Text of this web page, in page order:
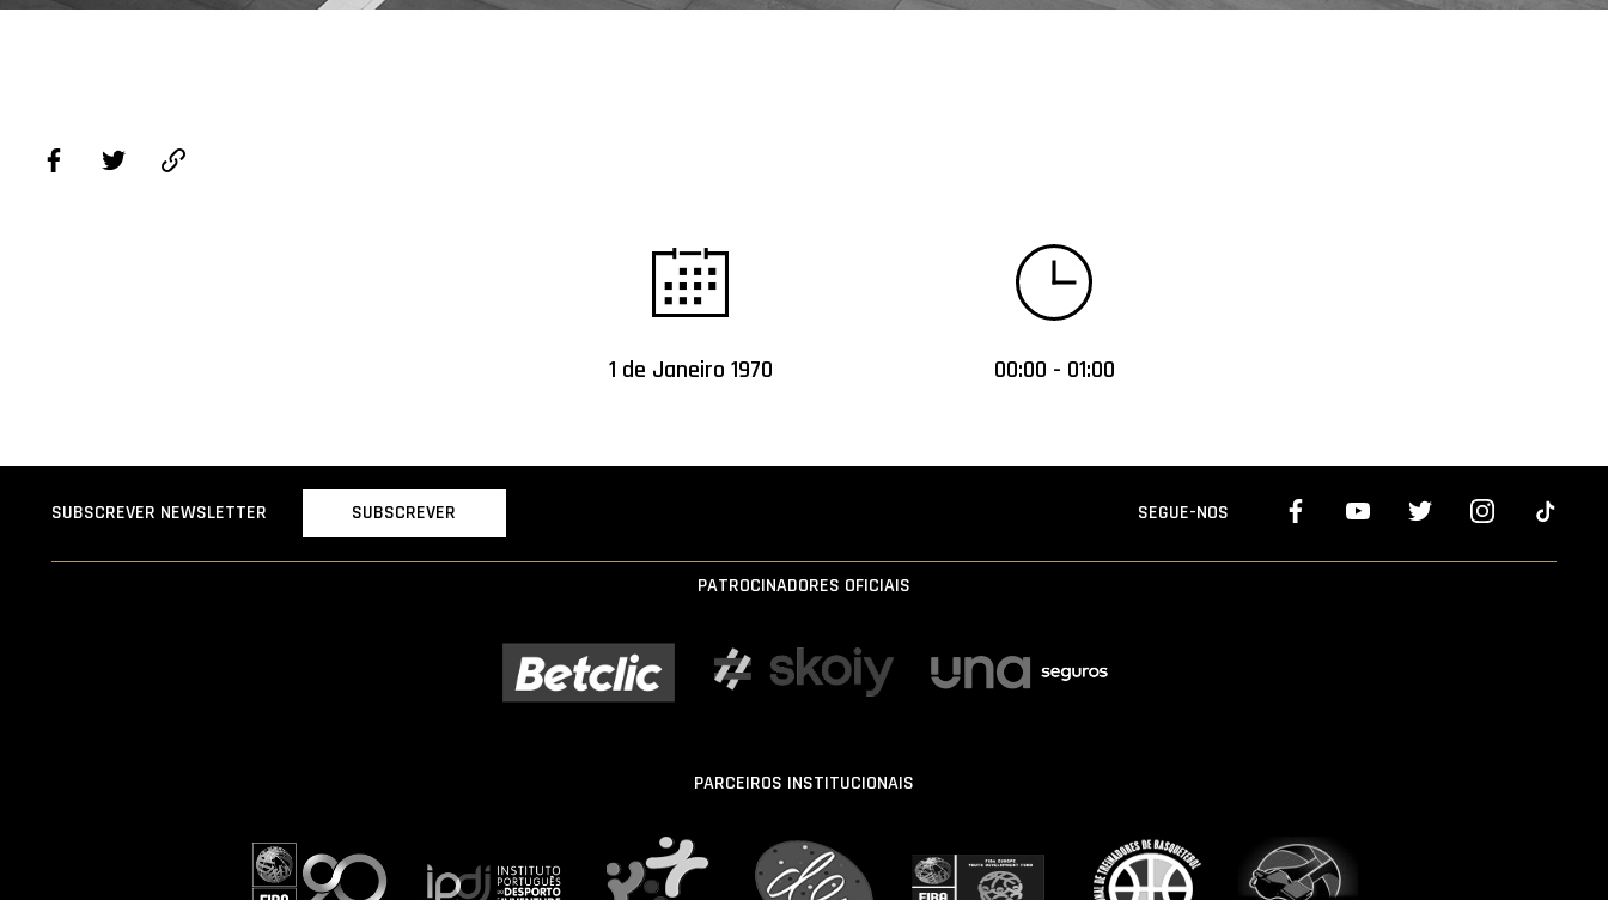
1 de Janeiro 1970 00:00 - 01:00
SUBSCREVER NEWSLETTER SUBSCREVER SEGUE-NOS
PATROCINADORES OFICIAIS
PARCEIROS INSTITUCIONAIS